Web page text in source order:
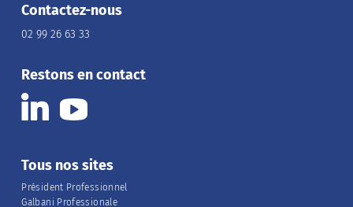
Contactez-nous
02 99 26 63 33
Restons en contact
Tous nos sites
Président Professionnel
Galbani Professionale